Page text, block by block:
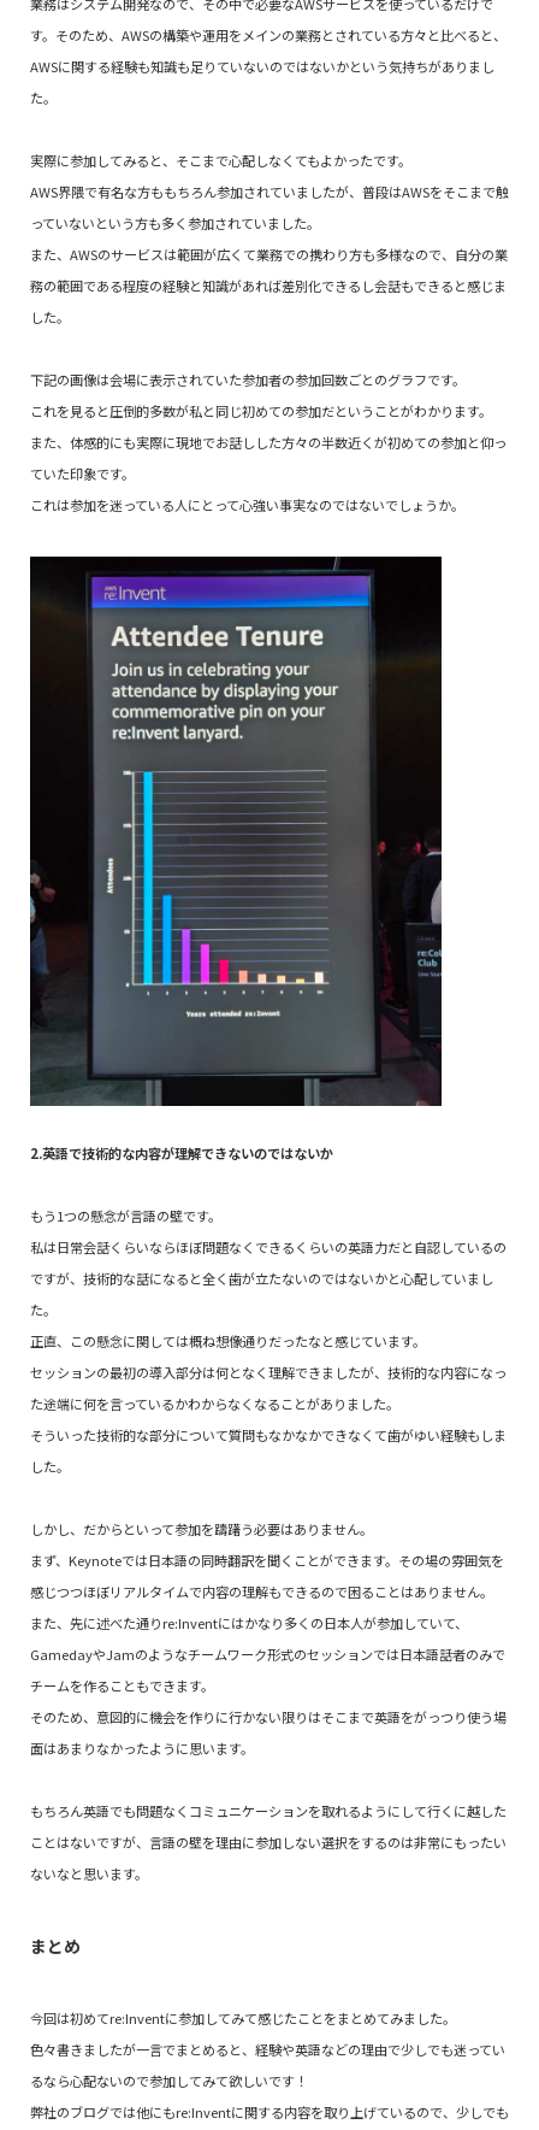
す。そのため、AWSの構築や運用をメインの業務とされている方々と比べると、
AWSに関する経験も知識も足りていないのではないかという気持ちがありまし
た。
実際に参加してみると、そこまで心配しなくてもよかったです。
AWS界隈で有名な方ももちろん参加されていましたが、普段はAWSをそこまで触
っていないという方も多く参加されていました。
また、AWSのサービスは範囲が広くて業務での携わり方も多様なので、自分の業
務の範囲である程度の経験と知識があれば差別化できるし会話もできると感じま
した。
下記の画像は会場に表示されていた参加者の参加回数ごとのグラフです。
これを見ると圧倒的多数が私と同じ初めての参加だということがわかります。
また、体感的にも実際に現地でお話しした方々の半数近くが初めての参加と仰っ
ていた印象です。
これは参加を迷っている人にとって心強い事実なのではないでしょうか。
2.英語で技術的な内容が理解できないのではないか
もう1つの懸念が言語の壁です。
私は日常会話くらいならほぼ問題なくできるくらいの英語力だと自認しているの
ですが、技術的な話になると全く歯が立たないのではないかと心配していまし
た。
正直、この懸念に関しては概ね想像通りだったなと感じています。
セッションの最初の導入部分は何となく理解できましたが、技術的な内容になっ
た途端に何を言っているかわからなくなることがありました。
そういった技術的な部分について質問もなかなかできなくて歯がゆい経験もしま
した。
しかし、だからといって参加を躊躇う必要はありません。
まず、Keynoteでは日本語の同時翻訳を聞くことができます。その場の雰囲気を
感じつつほぼリアルタイムで内容の理解もできるので困ることはありません。
また、先に述べた通りre:Inventにはかなり多くの日本人が参加していて、
GamedayやJamのようなチームワーク形式のセッションでは日本語話者のみで
チームを作ることもできます。
そのため、意図的に機会を作りに行かない限りはそこまで英語をがっつり使う場
面はあまりなかったように思います。
もちろん英語でも問題なくコミュニケーションを取れるようにして行くに越した
ことはないですが、言語の壁を理由に参加しない選択をするのは非常にもったい
ないなと思います。
まとめ
今回は初めてre:Inventに参加してみて感じたことをまとめてみました。
色々書きましたが一言でまとめると、経験や英語などの理由で少しでも迷ってい
るなら心配ないので参加してみて欲しいです！
弊社のブログでは他にもre:Inventに関する内容を取り上げているので、少しでも